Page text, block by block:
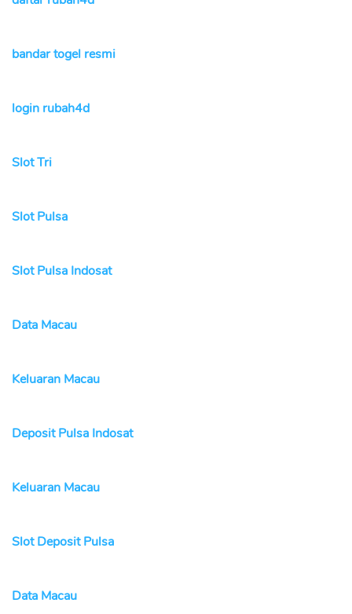
bandar togel resmi
login rubah4d
Slot Tri
Slot Pulsa
Slot Pulsa Indosat
Data Macau
Keluaran Macau
Deposit Pulsa Indosat
Keluaran Macau
Slot Deposit Pulsa
Data Macau